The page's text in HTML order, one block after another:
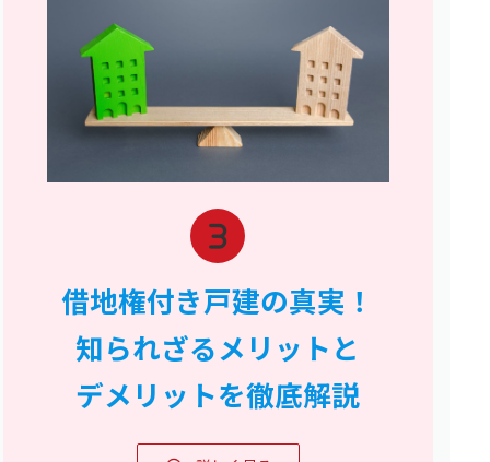
借地権付き戸建の真実！
知られざるメリットと
デメリットを徹底解説